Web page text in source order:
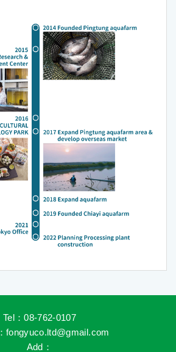
Tel：08-762-0107
：fongyuco.ltd@gmail.com
Add ：